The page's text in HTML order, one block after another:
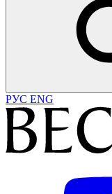
РУС ENG